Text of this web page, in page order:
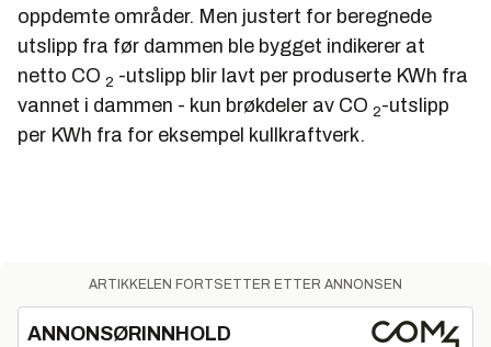
oppdemte områder. Men justert for beregnede
utslipp fra før dammen ble bygget indikerer at
netto CO 2 -utslipp blir lavt per produserte KWh fra
vannet i dammen - kun brøkdeler av CO 2-utslipp
per KWh fra for eksempel kullkraftverk.
ARTIKKELEN FORTSETTER ETTER ANNONSEN
ANNONSØRINNHOLD